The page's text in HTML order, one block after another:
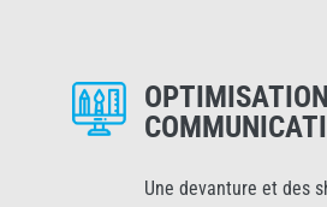
Une devanture et des